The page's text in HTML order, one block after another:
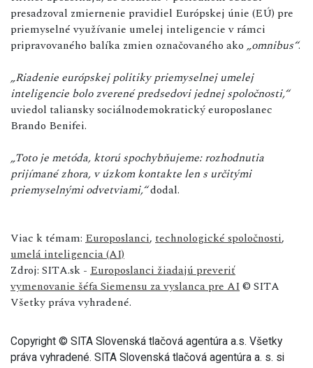
presadzoval zmiernenie pravidiel Európskej únie (EÚ) pre
priemyselné využívanie umelej inteligencie v rámci
pripravovaného balíka zmien označovaného ako „omnibus“.
„Riadenie európskej politiky priemyselnej umelej
inteligencie bolo zverené predsedovi jednej spoločnosti,“
uviedol taliansky sociálnodemokratický europoslanec
Brando Benifei.
„Toto je metóda, ktorú spochybňujeme: rozhodnutia
prijímané zhora, v úzkom kontakte len s určitými
priemyselnými odvetviami,“dodal.
Viac k témam: Europoslanci, technologické spoločnosti,
umelá inteligencia (AI)
Zdroj: SITA.sk - Europoslanci žiadajú preveriť
vymenovanie šéfa Siemensu za vyslanca pre AI© SITA
Všetky práva vyhradené.
Copyright © SITA Slovenská tlačová agentúra a.s. Všetky
práva vyhradené. SITA Slovenská tlačová agentúra a. s. si